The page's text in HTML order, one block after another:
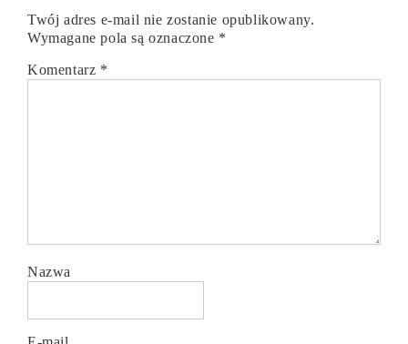
Twój adres e-mail nie zostanie opublikowany.
Wymagane pola są oznaczone *
Komentarz *
Nazwa